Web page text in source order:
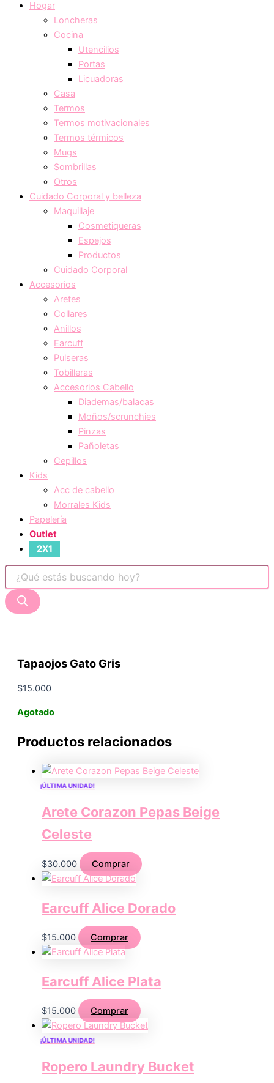
Hogar
Loncheras
Cocina
Utencilios
Portas
Licuadoras
Casa
Termos
Termos motivacionales
Termos térmicos
Mugs
Sombrillas
Otros
Cuidado Corporal y belleza
Maquillaje
Cosmetiqueras
Espejos
Productos
Cuidado Corporal
Accesorios
Aretes
Collares
Anillos
Earcuff
Pulseras
Tobilleras
Accesorios Cabello
Diademas/balacas
Moños/scrunchies
Pinzas
Pañoletas
Cepillos
Kids
Acc de cabello
Morrales Kids
Papelería
Outlet
2X1
Tapaojos Gato Gris
$15.000
Agotado
Productos relacionados
¡ÚLTIMA UNIDAD!
Arete Corazon Pepas Beige
Celeste
$30.000 Comprar
Earcuff Alice Dorado
$15.000 Comprar
Earcuff Alice Plata
$15.000 Comprar
¡ÚLTIMA UNIDAD!
Ropero Laundry Bucket